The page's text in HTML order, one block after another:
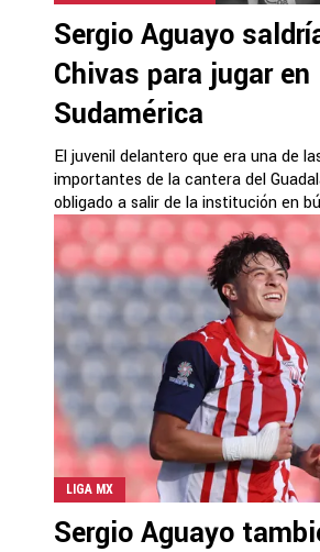
Sergio Aguayo
Chivas para jugar en
Sudamérica
El juvenil delantero que era una de
importantes de la cantera del
obligado a salir de la institución en
LIGA MX
Sergio Aguayo